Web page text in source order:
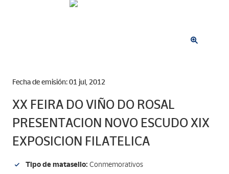
Fecha de emisión: 01 jul, 2012
XX FEIRA DO VIÑO DO ROSAL
PRESENTACION NOVO ESCUDO XIX
EXPOSICION FILATELICA
Tipo de matasello: Conmemorativos